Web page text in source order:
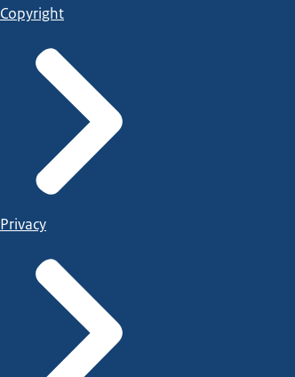
Copyright
Privacy